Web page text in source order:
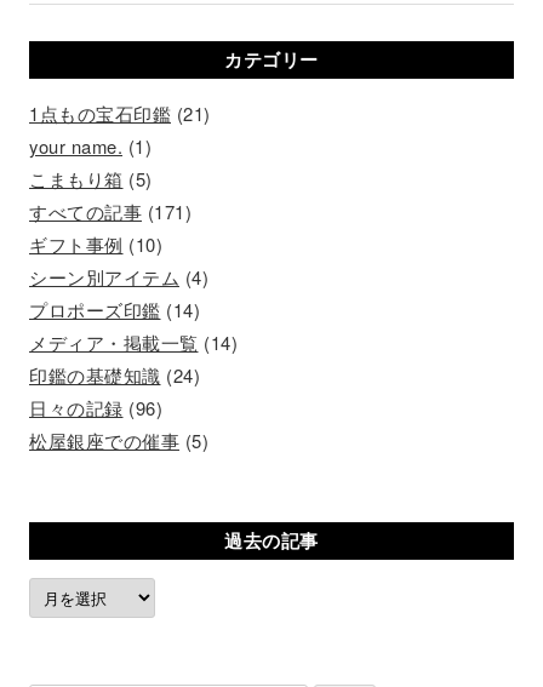
カテゴリー
1点もの宝石印鑑 (21)
your name. (1)
こまもり箱 (5)
すべての記事 (171)
ギフト事例 (10)
シーン別アイテム (4)
プロポーズ印鑑 (14)
メディア・掲載一覧 (14)
印鑑の基礎知識 (24)
日々の記録 (96)
松屋銀座での催事 (5)
過去の記事
去